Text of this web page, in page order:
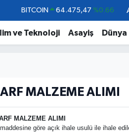
BITCOIN 64.475,47 %0.66
DOLAR 47,5971 %0.05
EURO 55,1336 %0.18
ve Teknoloji Asayiş Dünya
MALZEME ALIMI
MALZEME ALIMI
göre açık ihale usulü ile ihale